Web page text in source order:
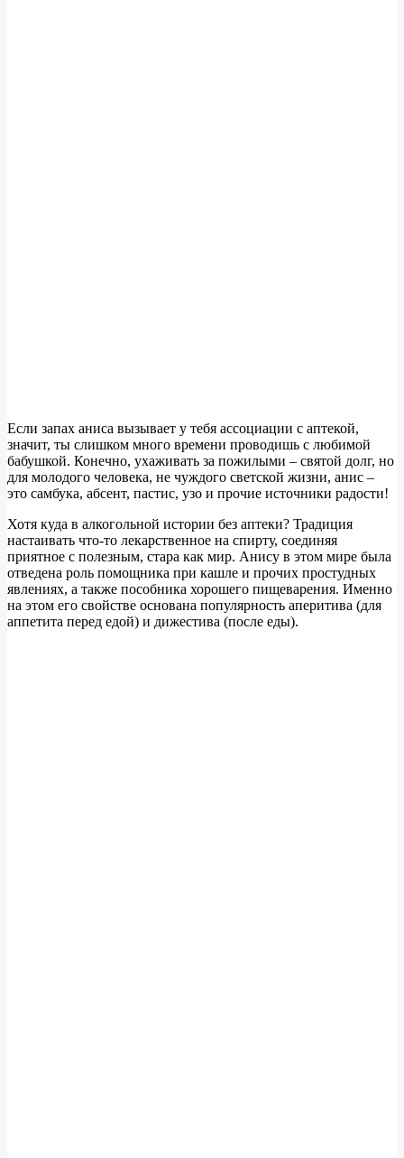
Если запах аниса вызывает у тебя ассоциации с аптекой,
значит, ты слишком много времени проводишь с любимой
бабушкой. Конечно, ухаживать за пожилыми – святой долг, но
для молодого человека, не чуждого светской жизни, анис –
это самбука, абсент, пастис, узо и прочие источники радости!
Хотя куда в алкогольной истории без аптеки? Традиция
настаивать что-то лекарственное на спирту, соединяя
приятное с полезным, стара как мир. Анису в этом мире была
отведена роль помощника при кашле и прочих простудных
явлениях, а также пособника хорошего пищеварения. Именно
на этом его свойстве основана популярность аперитива (для
аппетита перед едой) и дижестива (после еды).